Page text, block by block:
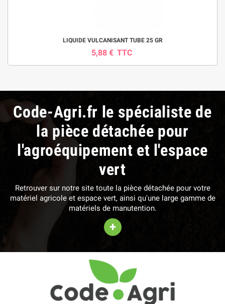
LIQUIDE VULCANISANT TUBE 25 GR
5,88 € TTC
Code-Agri.fr le spécialiste de
la pièce détachée pour
l'agroéquipement et l'espace
vert
Retrouver sur notre site toute la pièce détachée pour votre
matériel agricole et espace vert, ainsi qu'une large gamme de
matériels de manutention.
+